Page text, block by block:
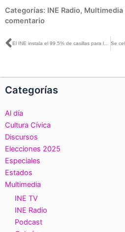
Categorías: INE Radio, Multimedia
comentario
Ant
Categorías
Al día
Cultura Cívica
Discursos
Elecciones 2025
Especiales
Estados
Multimedia
INE TV
INE Radio
Podcast